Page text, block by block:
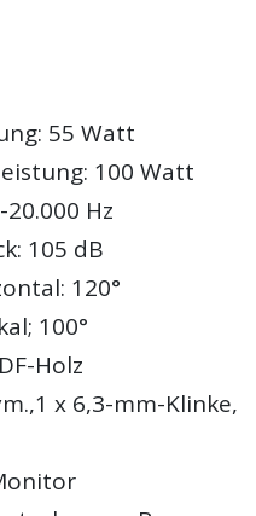
55 Watt
100 Watt
Hz
105 dB
120°
100°
Holz
x 6,3-mm-Klinke,